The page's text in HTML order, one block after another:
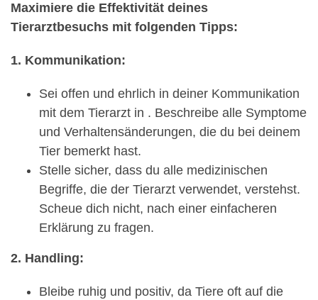
Maximiere die Effektivität deines
Tierarztbesuchs mit folgenden Tipps:
1. Kommunikation:
Sei offen und ehrlich in deiner Kommunikation
mit dem Tierarzt in . Beschreibe alle Symptome
und Verhaltensänderungen, die du bei deinem
Tier bemerkt hast.
Stelle sicher, dass du alle medizinischen
Begriffe, die der Tierarzt verwendet, verstehst.
Scheue dich nicht, nach einer einfacheren
Erklärung zu fragen.
2. Handling:
Bleibe ruhig und positiv, da Tiere oft auf die